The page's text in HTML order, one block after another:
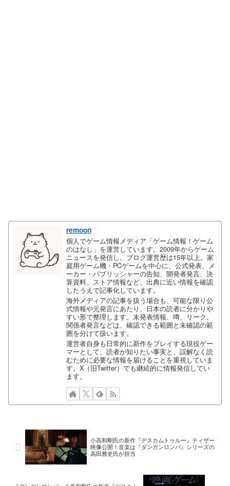
remoon
個人でゲーム情報メディア「ゲーム情報！ゲーム
のはなし」を運営しています。2009年からゲーム
ニュースを発信し、ブログ運営歴は15年以上。家
庭用ゲーム機・PCゲームを中心に、公式発表、メ
ーカー・パブリッシャーの告知、開発者発言、決
算資料、ストア情報など、出典に近い情報を確認
したうえで記事化しています。
海外メディアの記事を扱う場合も、可能な限り公
式情報や元発言にあたり、日本の読者に分かりや
すい形で整理します。未発表情報、噂、リーク、
関係者発言などは、確認できる範囲と未確認の範
囲を分けて扱います。
運営者自身も日常的に新作をプレイする現役ゲー
マーとして、読者が知りたい事実と、誤解なく読
むために必要な情報を届けることを重視していま
す。X（旧Twitter）でも継続的に情報発信してい
ます。
小高和剛氏の新作『デスカムトゥルー』ティザー
映像公開！音楽は『ダンガンロンパ』シリーズの
高田雅史氏が担当